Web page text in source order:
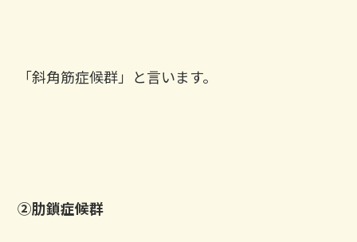
「斜角筋症候群」と言います。
②肋鎖症候群